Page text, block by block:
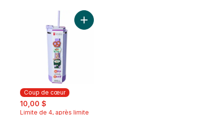
Coup de cœur
sale:
10,00 $
Limite de 4, après limite
Ajouter Bouteille isotherme en acier